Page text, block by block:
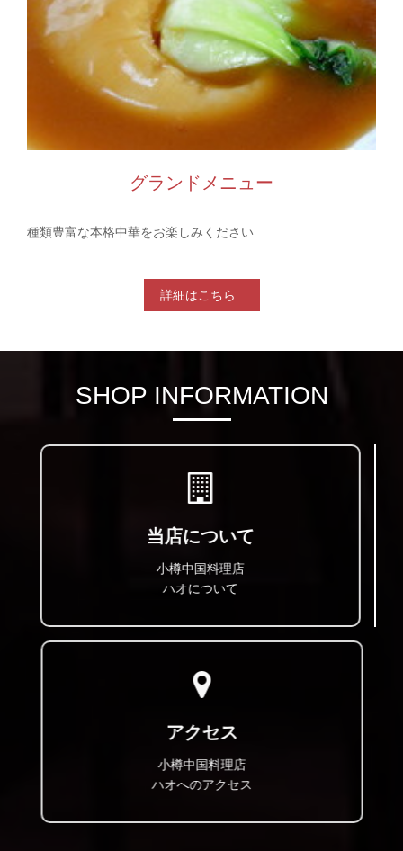
グランドメニュー
種類豊富な本格中華をお楽しみください
詳細はこちら
SHOP INFORMATION
当店について
小樽中国料理店
ハオについて
アクセス
小樽中国料理店
ハオへのアクセス